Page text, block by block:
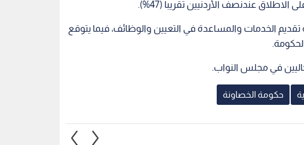
تقديم الخدمات والمساعدة في التعيين والوظائف، فيما يتوقع
حكومة الخصاونة